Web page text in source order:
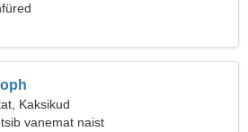
Kaksikud
vanemat naist